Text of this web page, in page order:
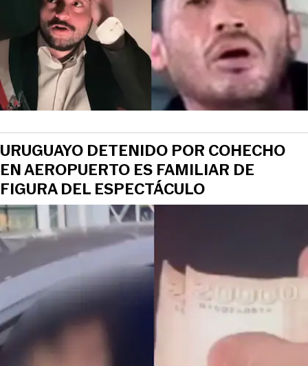
URUGUAYO DETENIDO POR COHECHO
EN AEROPUERTO ES FAMILIAR DE
FIGURA DEL ESPECTÁCULO